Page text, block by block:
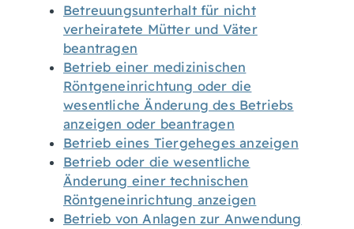
Betreuungsunterhalt für nicht
verheiratete Mütter und Väter
beantragen
Betrieb einer medizinischen
Röntgeneinrichtung oder die
wesentliche Änderung des Betriebs
anzeigen oder beantragen
Betrieb eines Tiergeheges anzeigen
Betrieb oder die wesentliche
Änderung einer technischen
Röntgeneinrichtung anzeigen
Betrieb von Anlagen zur Anwendung